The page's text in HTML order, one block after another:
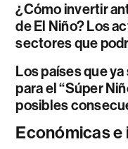
¿Cómo invertir
de El Niño? Los
sectores que
Los países que
para el “Súper
posibles
Económicas